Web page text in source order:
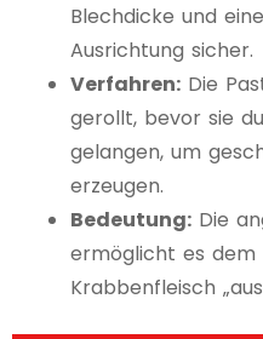
Blechdicke und
Ausrichtung sicher.
Verfahren: Die
gerollt, bevor sie
gelangen, um
erzeugen.
Bedeutung: Die
ermöglicht es dem
Krabbenfleisch